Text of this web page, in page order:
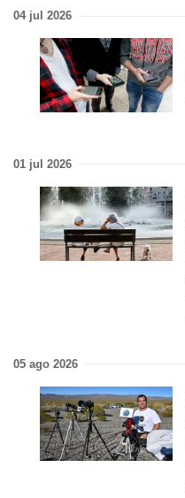
04 jul 2026
01 jul 2026
05 ago 2026